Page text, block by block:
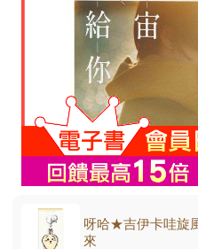
呀哈★吉伊卡哇旋
來